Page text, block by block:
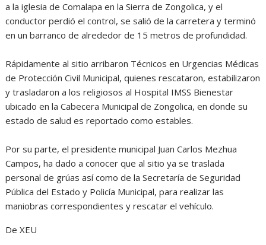
a la iglesia de Comalapa en la Sierra de Zongolica, y el
conductor perdió el control, se salió de la carretera y terminó
en un barranco de alrededor de 15 metros de profundidad.
Rápidamente al sitio arribaron Técnicos en Urgencias Médicas
de Protección Civil Municipal, quienes rescataron, estabilizaron
y trasladaron a los religiosos al Hospital IMSS Bienestar
ubicado en la Cabecera Municipal de Zongolica, en donde su
estado de salud es reportado como estables.
Por su parte, el presidente municipal Juan Carlos Mezhua
Campos, ha dado a conocer que al sitio ya se traslada
personal de grúas así como de la Secretaría de Seguridad
Pública del Estado y Policía Municipal, para realizar las
maniobras correspondientes y rescatar el vehículo.
De XEU